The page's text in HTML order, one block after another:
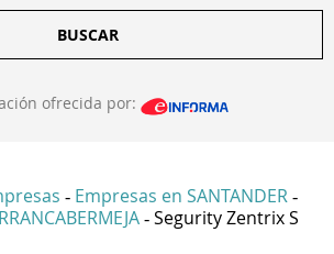
BUSCAR
ofrecida por:
- Empresas en SANTANDER -
- Segurity Zentrix S